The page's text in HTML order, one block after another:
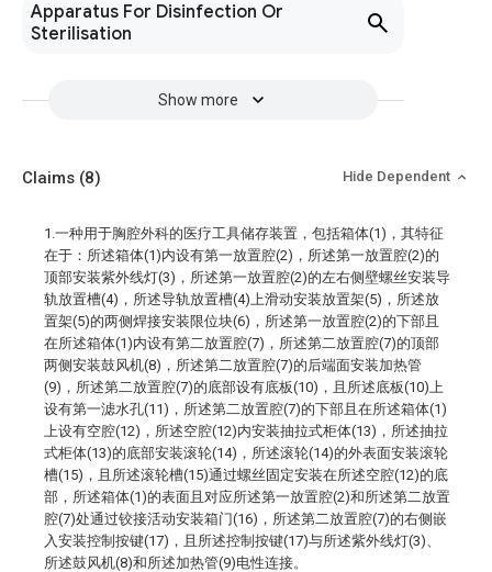
Apparatus For Disinfection Or
Sterilisation
Show more
Claims (8) Hide Dependent
1.一种用于胸腔外科的医疗工具储存装置，包括箱体(1)，其特征
在于：所述箱体(1)内设有第一放置腔(2)，所述第一放置腔(2)的
顶部安装紫外线灯(3)，所述第一放置腔(2)的左右侧壁螺丝安装导
轨放置槽(4)，所述导轨放置槽(4)上滑动安装放置架(5)，所述放
置架(5)的两侧焊接安装限位块(6)，所述第一放置腔(2)的下部且
在所述箱体(1)内设有第二放置腔(7)，所述第二放置腔(7)的顶部
两侧安装鼓风机(8)，所述第二放置腔(7)的后端面安装加热管
(9)，所述第二放置腔(7)的底部设有底板(10)，且所述底板(10)上
设有第一滤水孔(11)，所述第二放置腔(7)的下部且在所述箱体(1)
上设有空腔(12)，所述空腔(12)内安装抽拉式柜体(13)，所述抽拉
式柜体(13)的底部安装滚轮(14)，所述滚轮(14)的外表面安装滚轮
槽(15)，且所述滚轮槽(15)通过螺丝固定安装在所述空腔(12)的底
部，所述箱体(1)的表面且对应所述第一放置腔(2)和所述第二放置
腔(7)处通过铰接活动安装箱门(16)，所述第二放置腔(7)的右侧嵌
入安装控制按键(17)，且所述控制按键(17)与所述紫外线灯(3)、
所述鼓风机(8)和所述加热管(9)电性连接。